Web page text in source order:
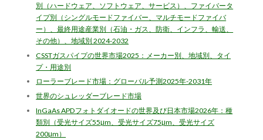
別（ハードウェア、ソフトウェア、サービス）、ファイバータ
イプ別（シングルモードファイバー、マルチモードファイバ
ー）、最終用途産業別（石油・ガス、防衛、インフラ、輸送、
その他）、地域別 2024-2032
CSSTガスパイプの世界市場2025：メーカー別、地域別、タイ
プ・用途別
ローラーブレード市場：グローバル予測2025年-2031年
世界のシュレッダーブレード市場
InGaAs APDフォトダイオードの世界及び日本市場2026年：種
類別（受光サイズ55μm、受光サイズ75μm、受光サイズ
200μm）